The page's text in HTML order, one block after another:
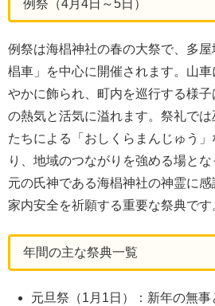
例祭（4月4日～5日）
例祭は海椙神社の春の大祭で、多
椙車」を中心に開催されます。山
やかに飾られ、町内を巡行する様
の熱気と活気に溢れます。祭礼で
たちによる「おしくらまんじゅう
り、地域のつながりを強める場と
元の氏神である海椙神社の神霊に
家内安全を祈願する重要な祭典です
年間の主な祭典一覧
元旦祭（1月1日）：新年の無